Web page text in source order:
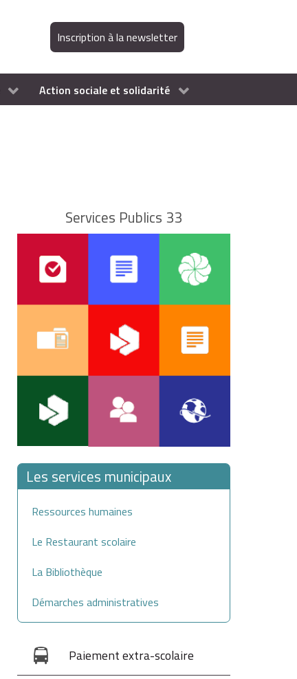
Inscription à la newsletter
Action sociale et solidarité
Services Publics 33
Les services municipaux
Ressources humaines
Le Restaurant scolaire
La Bibliothèque
Démarches administratives
Paiement extra-scolaire